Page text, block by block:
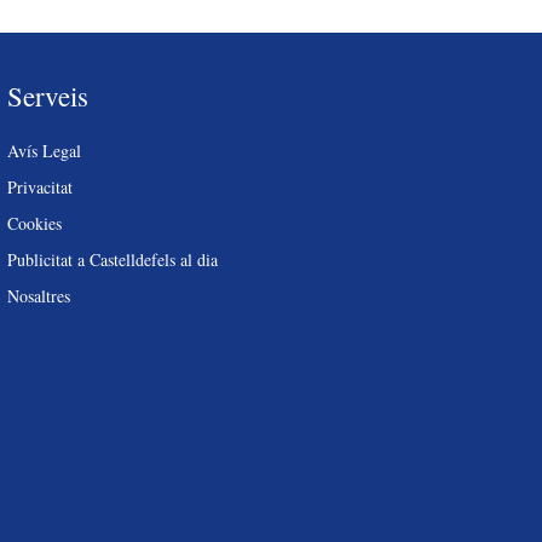
Serveis
Avís Legal
Privacitat
Cookies
Publicitat a Castelldefels al dia
Nosaltres